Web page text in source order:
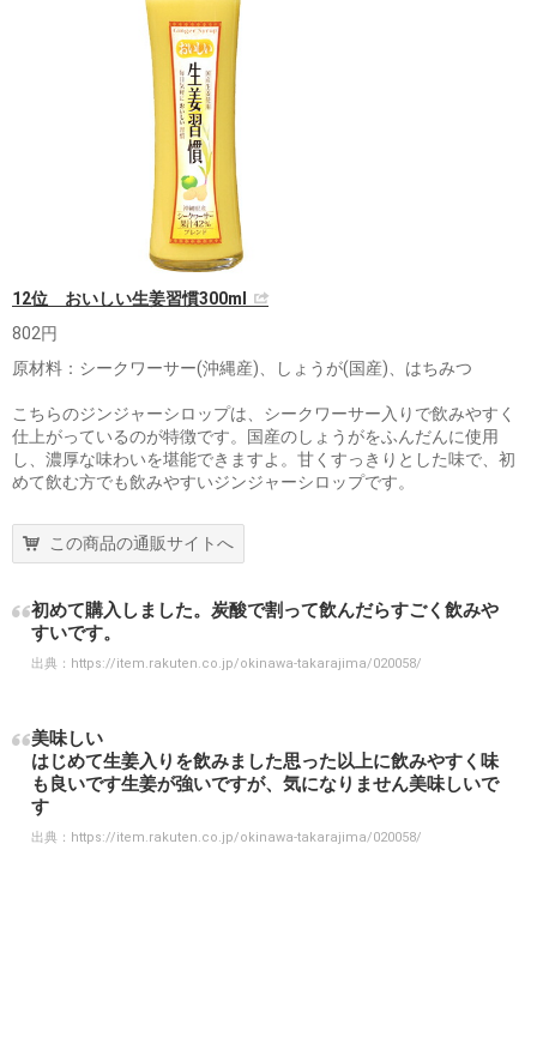
12位 おいしい生姜習慣300ml
802円
原材料：シークワーサー(沖縄産)、しょうが(国産)、はちみつ
こちらのジンジャーシロップは、シークワーサー入りで飲みやすく
仕上がっているのが特徴です。国産のしょうがをふんだんに使用
し、濃厚な味わいを堪能できますよ。甘くすっきりとした味で、初
めて飲む方でも飲みやすいジンジャーシロップです。
この商品の通販サイトへ
初めて購入しました。炭酸で割って飲んだらすごく飲みや
すいです。
出典： https://item.rakuten.co.jp/okinawa-takarajima/020058/
美味しい
はじめて生姜入りを飲みました思った以上に飲みやすく味
も良いです生姜が強いですが、気になりません美味しいで
す
出典： https://item.rakuten.co.jp/okinawa-takarajima/020058/